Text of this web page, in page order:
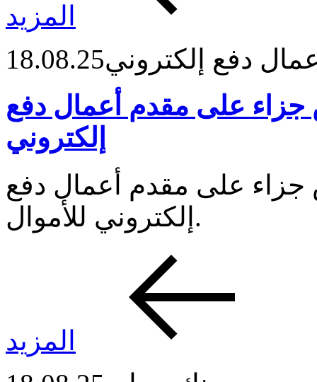
المزيد
18.08.25دفع إلكتروني
على مقدم أعمال دفع
إلكتروني
على مقدم أعمال دفع
إلكتروني للأموال.
المزيد